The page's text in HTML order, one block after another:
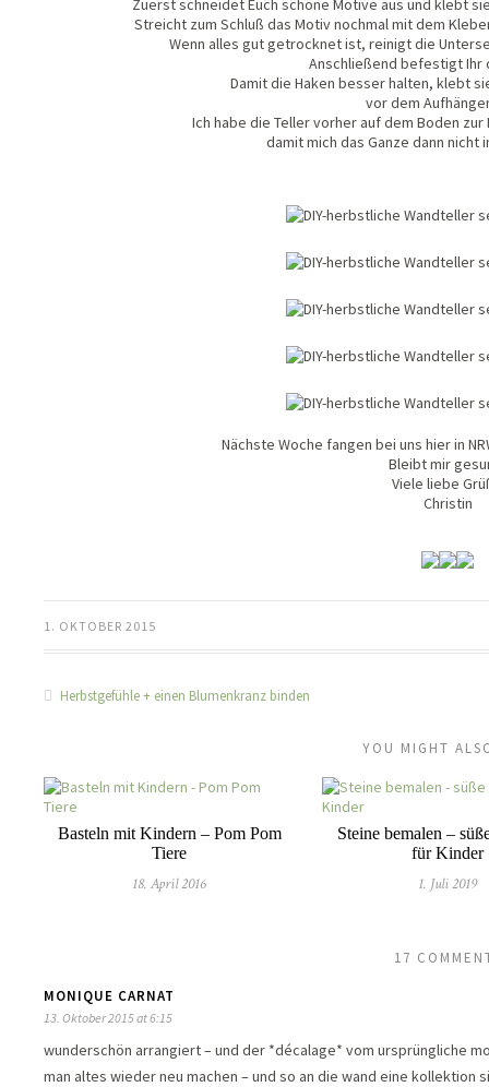
Streicht zum Schluß das Motiv nochmal mit dem
Wenn alles gut getrocknet ist, reinigt die
Anschließend befestigt Ihr
Damit die Haken besser halten, klebt
vor dem
Ich habe die Teller vorher auf dem Boden
damit mich das Ganze dann nicht
Nächste Woche fangen bei uns hier in
Bleibt mir
Viele liebe
Christin
1. OKTOBER 2015
Herbstgefühle + einen Blumenkranz binden
YOU MIGHT
Basteln mit Kindern – Pom Pom
Tiere
18. April 2016
Steine bemalen –
für Kinder
1. Juli 2019
17
MONIQUE CARNAT
13. Oktober 2015 at 6:15
wunderschön arrangiert – und der *décalage* vom ursprüngliche
man altes wieder neu machen – und so an die wand eine kollektion